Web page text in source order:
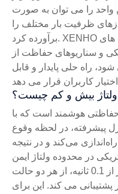
واحد را می توان به صورت
ظرفیت بار مختلف را
برآورده کرد. XENHO که به طور گسترده در خانه های
و سناریوهای حفاظت از
راه حلی پایدار و قابل
ولتاژ بیش و کم چیست؟
هوشمند است که با
پیشرفته، در لحظه وقوع
می‌کند و در نتیجه
در محدوده ولتاژ ایمن
کار می‌کنند. با زمان پاسخگویی کمتر از 0.1 ثانیه، از هر دو حالت
می کند. این برای